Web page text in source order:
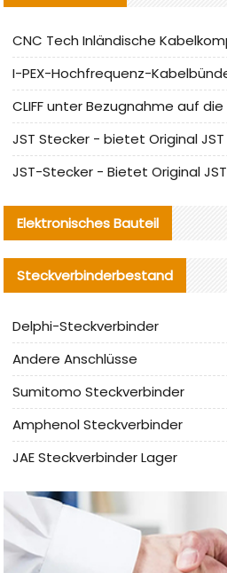
Elektronisches Bauteil
Steckverbinderbestand
Delphi-Steckverbinder
Andere Anschlüsse
Sumitomo Steckverbinder
Amphenol Steckverbinder
JAE Steckverbinder Lager